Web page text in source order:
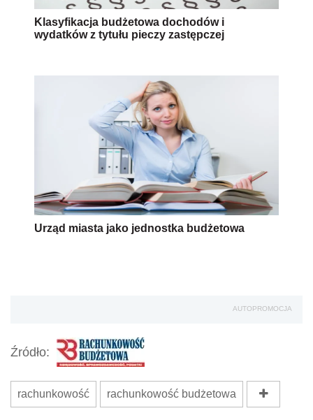
Klasyfikacja budżetowa dochodów i
wydatków z tytułu pieczy zastępczej
Urząd miasta jako jednostka budżetowa
AUTOPROMOCJA
Źródło:
rachunkowość rachunkowość budżetowa